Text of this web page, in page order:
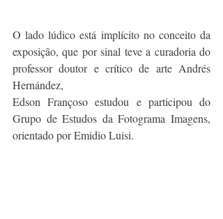
O lado lúdico está implícito no conceito da
exposição, que por sinal teve a curadoria do
professor doutor e crítico de arte Andrés
Hernández,
Edson Françoso estudou e participou do
Grupo de Estudos da Fotograma Imagens,
orientado por Emidio Luisi.